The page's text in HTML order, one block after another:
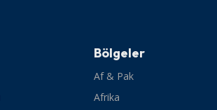
Bölgeler
Af & Pak
Afrika